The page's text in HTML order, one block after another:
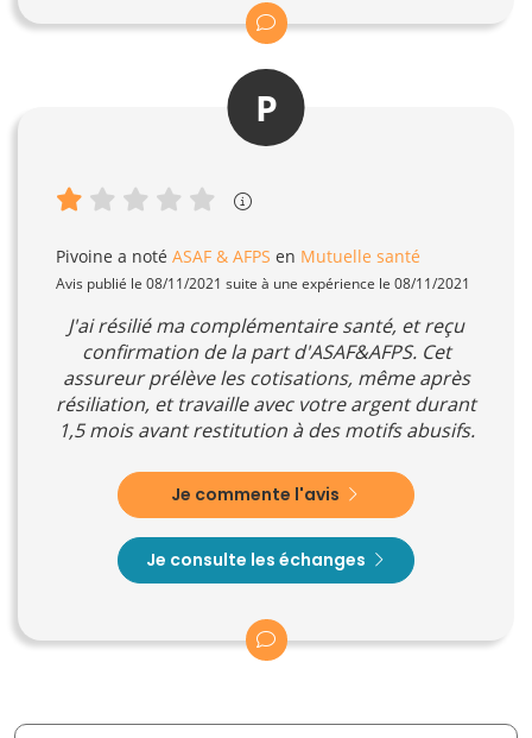
P
Pivoine a noté ASAF & AFPS en Mutuelle santé
Avis publié le 08/11/2021 suite à une expérience le 08/11/2021
J'ai résilié ma complémentaire santé, et reçu
confirmation de la part d'ASAF&AFPS. Cet
assureur prélève les cotisations, même après
résiliation, et travaille avec votre argent durant
1,5 mois avant restitution à des motifs abusifs.
Je commente l'avis
Je consulte les échanges